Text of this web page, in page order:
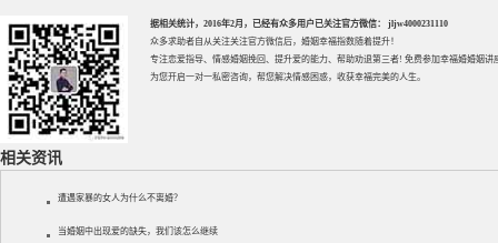
据相关统计，2016年2月，已经有众多用户已关注官方微信： jljw4000231110
众多求助者自从关注关注官方微信后，婚姻幸福指数随着提升！
专注恋爱指导、 情感婚姻挽回 、提升爱的能力、帮助劝退第三者! 免费参加幸福婚婚姻讲
为您开启一对一私密咨询，帮您解决情感困惑，收获幸福完美的人生。
相关资讯
遭遇家暴的女人为什么不离婚？
当婚姻中出现爱的缺失，我们该怎么继续